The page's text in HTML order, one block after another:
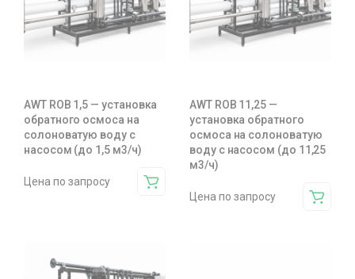
AWT ROB 1,5 — установка
обратного осмоса на
солоноватую воду с
насосом (до 1,5 м3/ч)
Цена по запросу
AWT ROB 11,25 —
установка обратного
осмоса на солоноватую
воду с насосом (до 11,25
м3/ч)
Цена по запросу